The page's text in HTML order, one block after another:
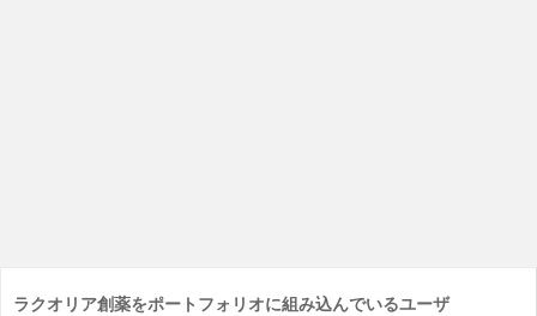
ラクオリア創薬をポートフォリオに組み込んでいるユーザ